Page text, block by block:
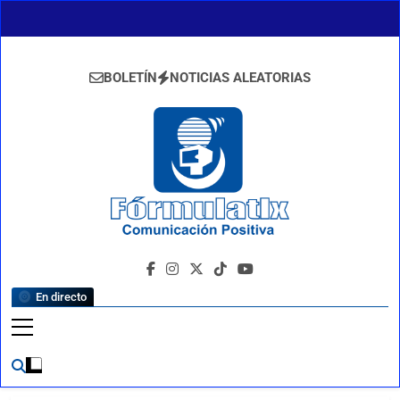
BOLETÍN NOTICIAS ALEATORIAS
En directo
FormulaTlx
Comunicación Positiva